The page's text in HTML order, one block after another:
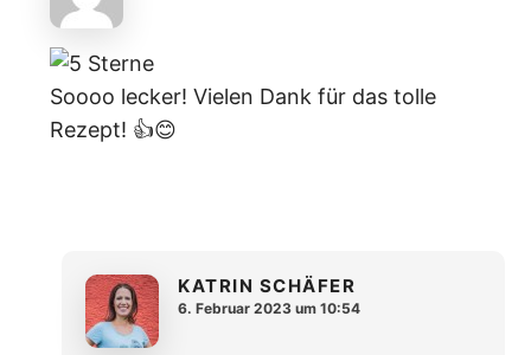
Soooo lecker! Vielen Dank für das tolle
Rezept! 👍😊
KATRIN SCHÄFER
6. Februar 2023 um 10:54